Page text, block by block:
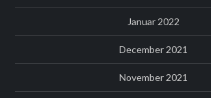
Januar 2022
December 2021
November 2021